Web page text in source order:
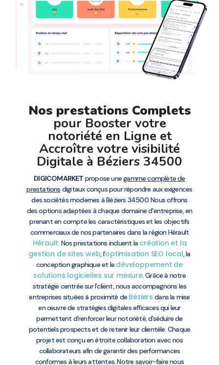
Nos prestations Complets
pour Booster votre
notoriété en Ligne et
Accroître votre visibilité
Digitale à Béziers 34500
DIGICOMARKET propose unegamme complète de
prestations digitaux conçus pour répondre aux exigences
des sociétés modernes à Béziers 34500. Nous offrons
des options adaptées à chaque domaine d’entreprise, en
prenant en compte les caractéristiques et les objectifs
commerciaux de nos partenaires dans la région Hérault
Hérault. Nos prestations incluent la création et la
gestion de sites web, l’optimisation SEO local, la
conception graphique et le développement de
solutions logicielles sur mesure. Grâce à notre
stratégie centrée sur l’client, nous accompagnons les
entreprises situées à proximité de Béziers dans la mise
en œuvre de stratégies digitales efficaces qui leur
permettent d’renforcer leur notoriété, d’séduire de
potentiels prospects et de retenir leur clientèle. Chaque
projet est conçu en étroite collaboration avec nos
collaborateurs afin de garantir des performances
conformes à leurs attentes. Notre savoir-faire nous